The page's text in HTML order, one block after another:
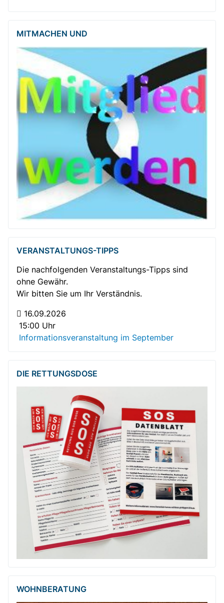
MITMACHEN UND
VERANSTALTUNGS-TIPPS
Die nachfolgenden Veranstaltungs-Tipps sind
ohne Gewähr.
Wir bitten Sie um Ihr Verständnis.
16.09.2026
15:00 Uhr
Informationsveranstaltung im September
DIE RETTUNGSDOSE
WOHNBERATUNG